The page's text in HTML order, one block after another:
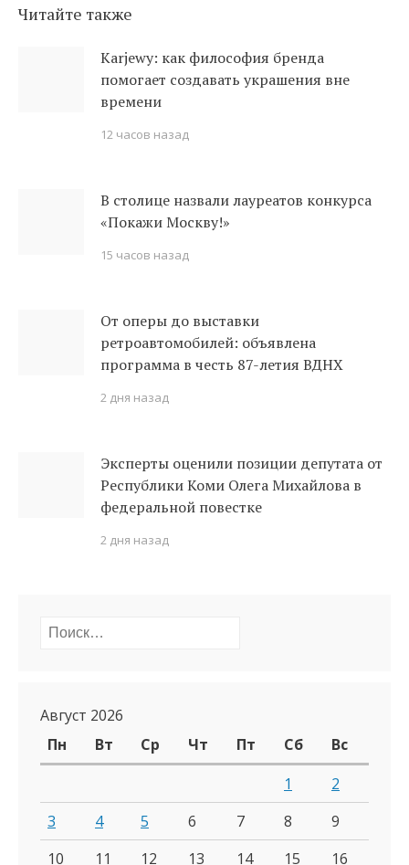
Читайте также
Karjewy: как философия бренда
помогает создавать украшения вне
времени
12 часов назад
В столице назвали лауреатов конкурса
«Покажи Москву!»
15 часов назад
От оперы до выставки
ретроавтомобилей: объявлена
программа в честь 87-летия ВДНХ
2 дня назад
Эксперты оценили позиции депутата от
Республики Коми Олега Михайлова в
федеральной повестке
2 дня назад
Найти:
Август 2026
Пн
Вт Ср Чт Пт Сб
Вс
1
2
3
4 5 6 7 8
9
10
11 12 13 14 15 16